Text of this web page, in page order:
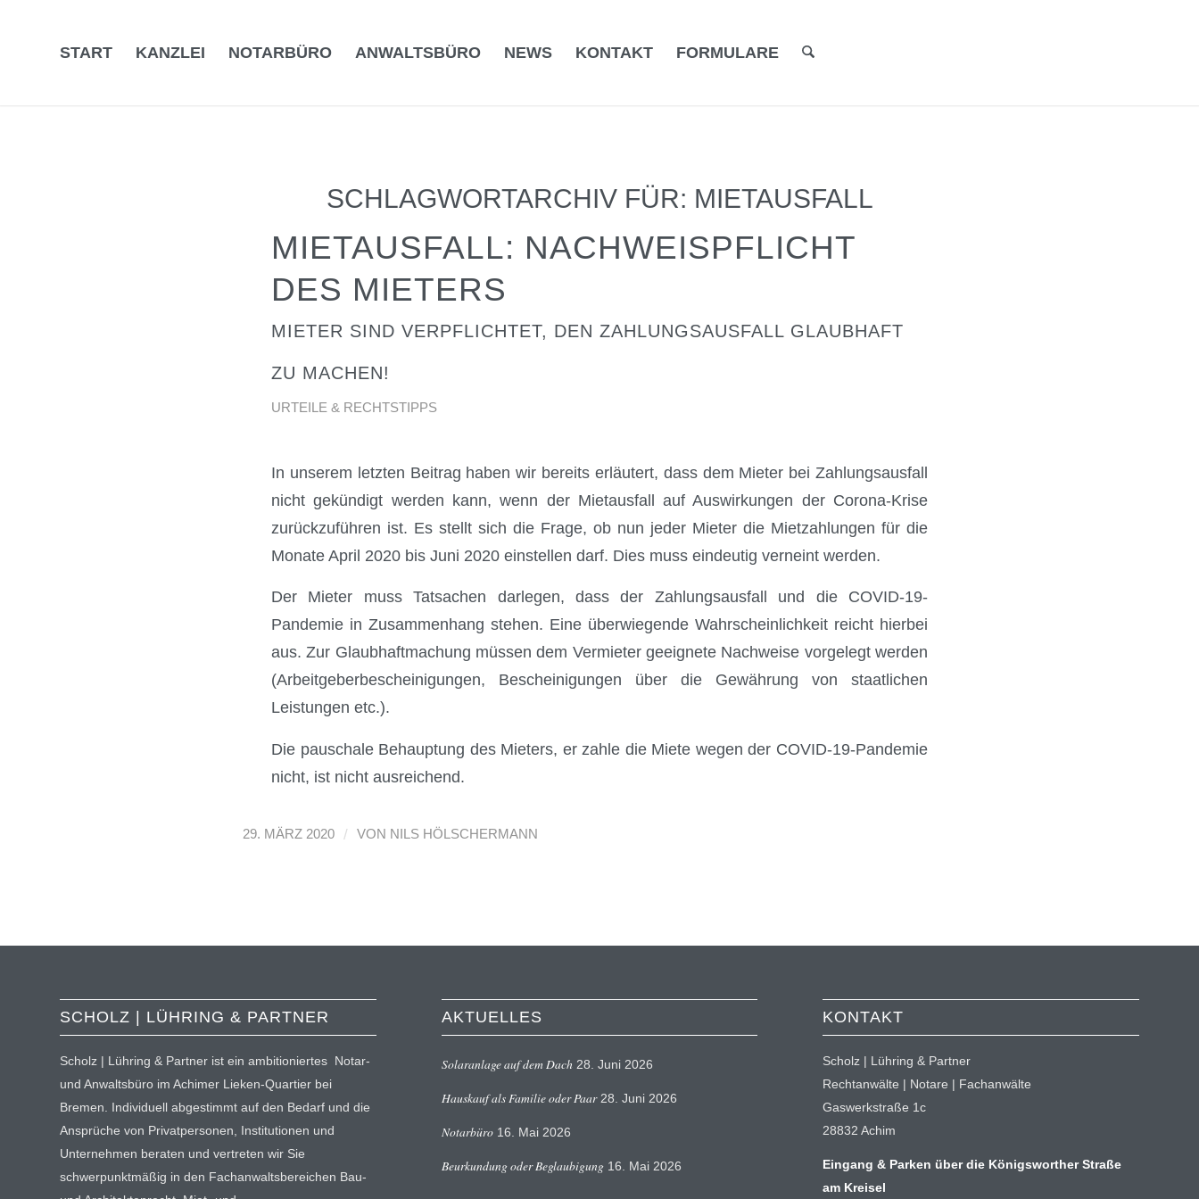
START KANZLEI NOTARBÜRO ANWALTSBÜRO NEWS KONTAKT FORMULARE
SCHLAGWORTARCHIV FÜR: MIETAUSFALL
MIETAUSFALL: NACHWEISPFLICHT
DES MIETERS
MIETER SIND VERPFLICHTET, DEN ZAHLUNGSAUSFALL GLAUBHAFT
ZU MACHEN!
URTEILE & RECHTSTIPPS
In unserem letzten Beitrag haben wir bereits erläutert, dass dem Mieter bei Zahlungsausfall
nicht gekündigt werden kann, wenn der Mietausfall auf Auswirkungen der Corona-Krise
zurückzuführen ist. Es stellt sich die Frage, ob nun jeder Mieter die Mietzahlungen für die
Monate April 2020 bis Juni 2020 einstellen darf. Dies muss eindeutig verneint werden.
Der Mieter muss Tatsachen darlegen, dass der Zahlungsausfall und die COVID-19-
Pandemie in Zusammenhang stehen. Eine überwiegende Wahrscheinlichkeit reicht hierbei
aus. Zur Glaubhaftmachung müssen dem Vermieter geeignete Nachweise vorgelegt werden
(Arbeitgeberbescheinigungen, Bescheinigungen über die Gewährung von staatlichen
Leistungen etc.).
Die pauschale Behauptung des Mieters, er zahle die Miete wegen der COVID-19-Pandemie
nicht, ist nicht ausreichend.
29. MÄRZ 2020 / VON NILS HÖLSCHERMANN
SCHOLZ | LÜHRING & PARTNER
Scholz | Lühring & Partner ist ein ambitioniertes Notar-
und Anwaltsbüro im Achimer Lieken-Quartier bei
Bremen. Individuell abgestimmt auf den Bedarf und die
Ansprüche von Privatpersonen, Institutionen und
Unternehmen beraten und vertreten wir Sie
schwerpunktmäßig in den Fachanwaltsbereichen Bau-
AKTUELLES
Solaranlage auf dem Dach 28. Juni 2026
Hauskauf als Familie oder Paar 28. Juni 2026
Notarbüro 16. Mai 2026
Beurkundung oder Beglaubigung 16. Mai 2026
KONTAKT
Scholz | Lühring & Partner
Rechtanwälte | Notare | Fachanwälte
Gaswerkstraße 1c
28832 Achim
Eingang & Parken über die Königsworther Straße
am Kreisel